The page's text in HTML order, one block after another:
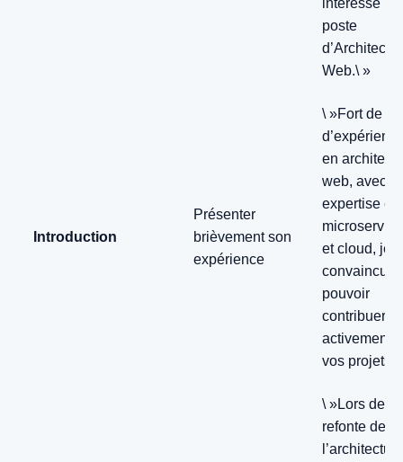
poste
d’Architecte
Web.\ »
Introduction
Présenter
brièvement son
expérience
\ »Fort de 7
en
web, avec
expertise en
et cloud, je
convaincu
pouvoir
contribuer
activement à
vos projets.\
\ »Lors de la
refonte de
l’architecture